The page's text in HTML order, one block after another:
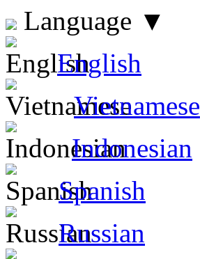
Language ▼
English
Vietnamese
Indonesian
Spanish
Russian